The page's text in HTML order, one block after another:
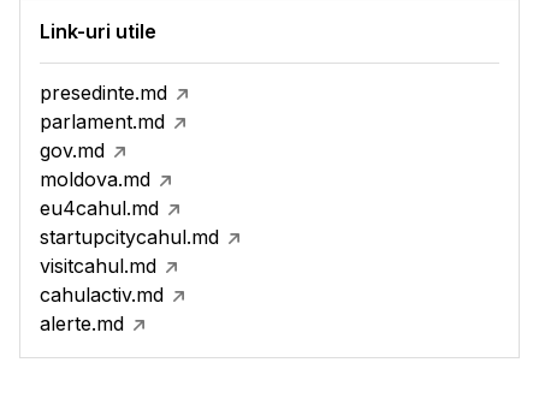
Link-uri utile
presedinte.md
parlament.md
gov.md
moldova.md
eu4cahul.md
startupcitycahul.md
visitcahul.md
cahulactiv.md
alerte.md